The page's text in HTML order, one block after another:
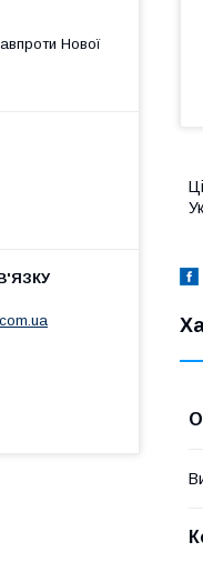
Нової